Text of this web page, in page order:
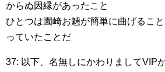
からぬ因縁があったこと
ひとつは園崎お魎が簡単に曲げるこ
っていたことだ
37: 以下、名無しにかわりましてVIP